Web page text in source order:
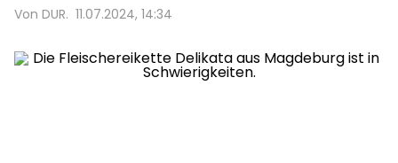
Von DUR. 11.07.2024, 14:34